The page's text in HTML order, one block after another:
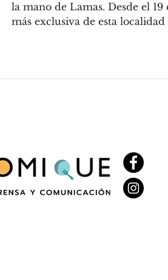
la mano de Lamas. Desde el
más exclusiva de esta localidad